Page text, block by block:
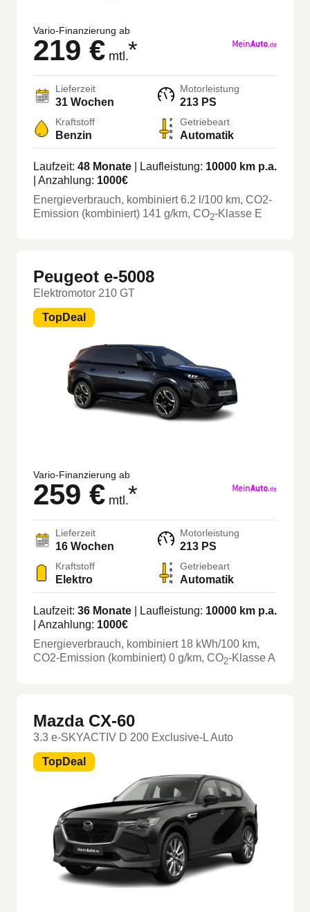
Vario-Finanzierung ab
219 € mtl.*
Lieferzeit
31 Wochen
Motorleistung
213 PS
Kraftstoff
Benzin
Getriebeart
Automatik
Laufzeit: 48 Monate | Laufleistung: 10000 km p.a.
| Anzahlung: 1000€
Energieverbrauch, kombiniert6.2 l/100 km, CO2-
Emission (kombiniert) 141 g/km, CO2-Klasse E
Peugeot e-5008
Elektromotor 210 GT
TopDeal
Vario-Finanzierung ab
259 € mtl.*
Lieferzeit
16 Wochen
Motorleistung
213 PS
Kraftstoff
Elektro
Getriebeart
Automatik
Laufzeit: 36 Monate | Laufleistung: 10000 km p.a.
| Anzahlung: 1000€
Energieverbrauch, kombiniert 18 kWh/100 km,
CO2-Emission (kombiniert) 0 g/km, CO2-KlasseA
Mazda CX-60
3.3 e-SKYACTIV D 200 Exclusive-L Auto
TopDeal